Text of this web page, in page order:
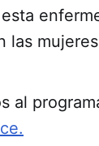
las
al